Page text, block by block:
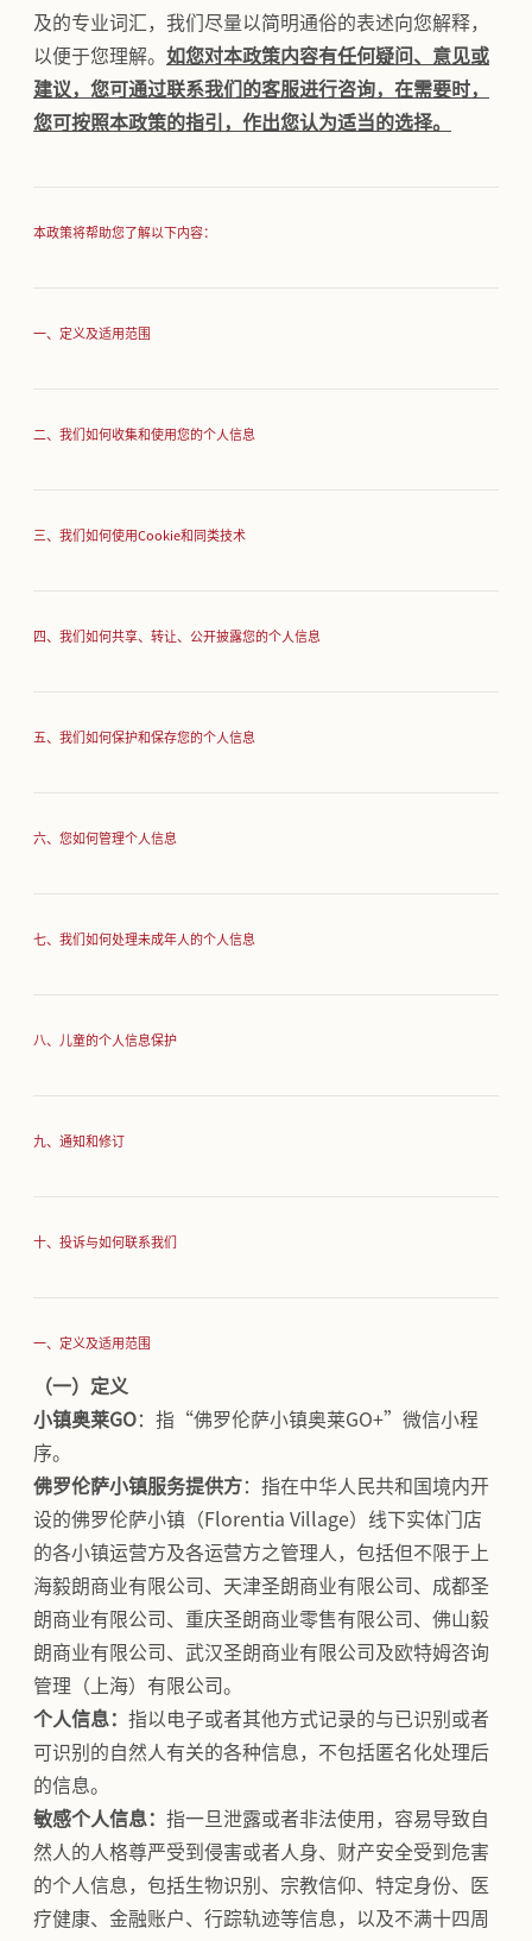
及的专业词汇，我们尽量以简明通俗的表述向您解释，
以便于您理解。 如您对本政策内容有任何疑问、意见或
建议，您可通过联系我们的客服进行咨询，在需要时，
您可按照本政策的指引，作出您认为适当的选择。
本政策将帮助您了解以下内容：
一、定义及适用范围
二、我们如何收集和使用您的个人信息
三、我们如何使用Cookie和同类技术
四、我们如何共享、转让、公开披露您的个人信息
五、我们如何保护和保存您的个人信息
六、您如何管理个人信息
七、我们如何处理未成年人的个人信息
八、儿童的个人信息保护
九、通知和修订
十、投诉与如何联系我们
一、定义及适用范围
（一）定义
小镇奥莱GO：指“佛罗伦萨小镇奥莱GO+”微信小程
序。
佛罗伦萨小镇服务提供方：指在中华人民共和国境内开
设的佛罗伦萨小镇（Florentia Village）线下实体门店
的各小镇运营方及各运营方之管理人，包括但不限于上
海毅朗商业有限公司、天津圣朗商业有限公司、成都圣
朗商业有限公司、重庆圣朗商业零售有限公司、佛山毅
朗商业有限公司、武汉圣朗商业有限公司及欧特姆咨询
管理（上海）有限公司。
个人信息： 指以电子或者其他方式记录的与已识别或者
可识别的自然人有关的各种信息，不包括匿名化处理后
的信息。
敏感个人信息： 指一旦泄露或者非法使用，容易导致自
然人的人格尊严受到侵害或者人身、财产安全受到危害
的个人信息，包括生物识别、宗教信仰、特定身份、医
疗健康、金融账户、行踪轨迹等信息，以及不满十四周